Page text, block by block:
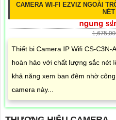
CAMERA WI-FI EZVIZ NGOÀI
NÉT
ngung
Thiết bị Camera IP Wifi CS-C3N-
hoàn hảo với chất lượng sắc nét
khả năng xem ban đêm nhờ
camera này...